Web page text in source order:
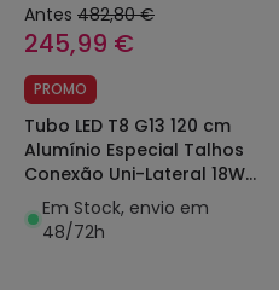
Antes 482,80 €
245,99 €
PROMO
Tubo LED T8 G13 120 cm
Alumínio Especial Talhos
Conexão Uni-Lateral 18W
120 lm/W (Pack 30 un)
Em Stock, envio em
48/72h